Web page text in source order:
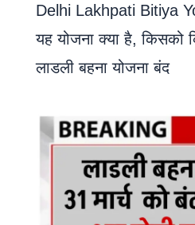
Delhi Lakhpati Bitiya
यह योजना क्या है, किसको
लाडली बहना योजना बंद